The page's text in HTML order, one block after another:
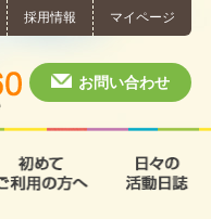
採用情報 マイページ
個別相談・お問い合わせ
お問い合わせ